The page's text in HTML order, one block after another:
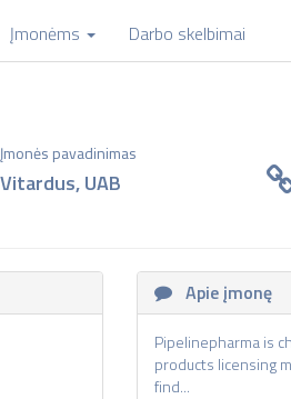
Įmonėms Darbo skelbimai
Įmonės pavadinimas
Vitardus, UAB
Apie įmonę
Pipelinepharma is
products licensing
find...